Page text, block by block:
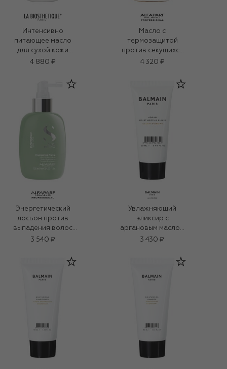
Интенсивно
питающее масло
для сухой кожи
головы Hydratante
4 880 ₽
Масло с
термозащитой
против секущихся
волос, придающее
4 320 ₽
Энергетический
лосьон против
выпадения волос
(125ml)
3 540 ₽
Увлажняющий
эликсир с
аргановым маслом
(20ml)
3 430 ₽